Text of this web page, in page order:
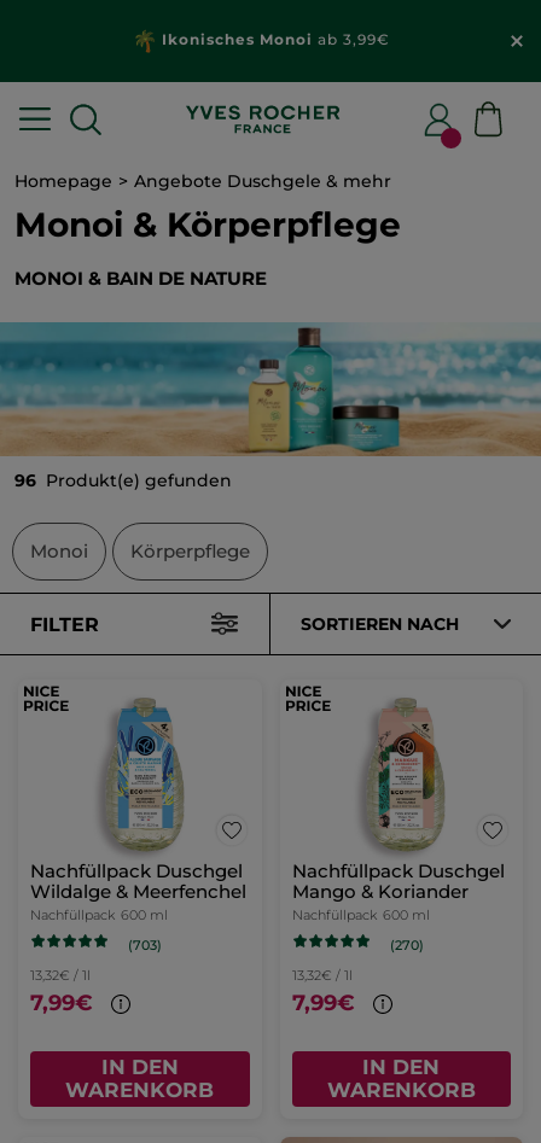
Wähle dein Geschenk
mit deiner
ab 20€*
Homepage Angebote Duschgele & mehr
Monoi & Körperpflege
MONOI & BAIN DE NATURE
96 Produkt(e) gefunden
Monoi Körperpflege
FILTER SORTIEREN NACH
Nachfüllpack Duschgel
Wildalge & Meerfenchel
Nachfüllpack 600 ml
(703)
13,32€ / 1l
7,99€
IN DEN
WARENKORB
Nachfüllpack Duschgel
Mango & Koriander
Nachfüllpack 600 ml
(270)
13,32€ / 1l
7,99€
IN DEN
WARENKORB